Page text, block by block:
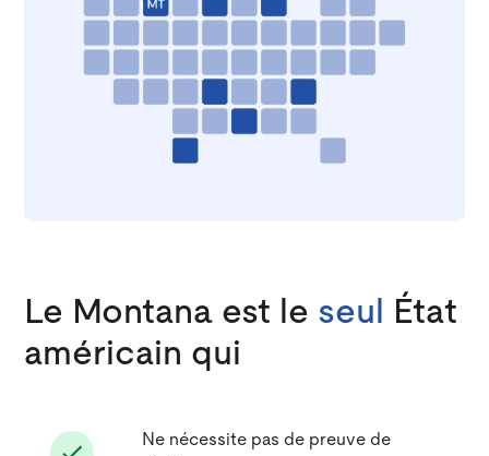
Le Montana est le seul
État
américain qui
Ne nécessite pas de preuve de